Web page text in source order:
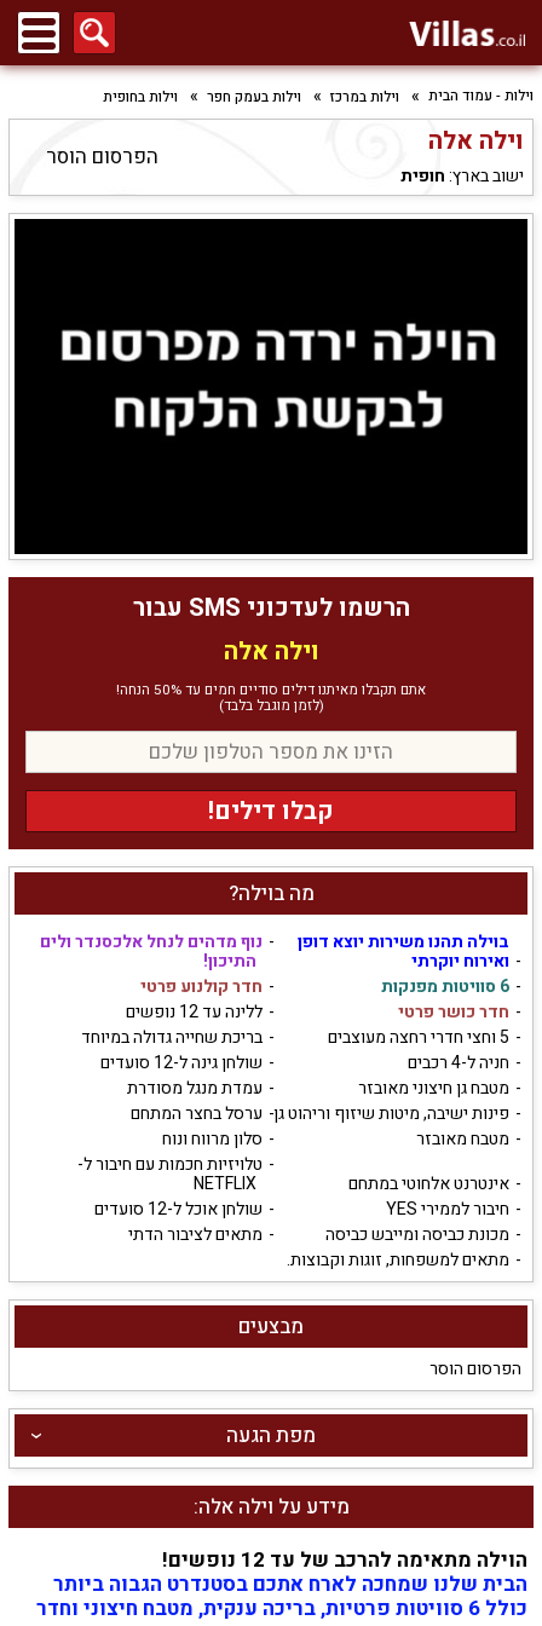
וילות - עמוד הבית וילות במרכז וילות בעמק חפר וילות בחופית
וילה אלה
ישוב בארץ:חופית
הפרסום הוסר
מה בוילה?
בוילה תהנו משירות יוצא דופן
ואירוח יוקרתי
נוף מדהים לנחל אלכסנדר ולים
התיכון!
6 סוויטות מפנקות
חדר קולנוע פרטי
חדר כושר פרטי
ללינה עד 12 נופשים
5 וחצי חדרי רחצה מעוצבים
בריכת שחייה גדולה במיוחד
חניה ל-4 רכבים
שולחן גינה ל-12 סועדים
מטבח גן חיצוני מאובזר
עמדת מנגל מסודרת
פינות ישיבה, מיטות שיזוף וריהוט גן ערסל בחצר המתחם
מטבח מאובזר
סלון מרווח ונוח
אינטרנט אלחוטי במתחם
טלויזיות חכמות עם חיבור ל-
NETFLIX
חיבור לממירי YES
שולחן אוכל ל-12 סועדים
מכונת כביסה ומייבש כביסה
מתאים לציבור הדתי
מתאים למשפחות, זוגות וקבוצות.
מבצעים
הפרסום הוסר
מפת הגעה
הרשמו לעדכוני SMS עבור
וילה אלה
אתם תקבלו מאיתנו דילים סודיים חמים עד 50% הנחה!
(לזמן מוגבל בלבד)
קבלו דילים!
מידע על וילה אלה:
הוילה מתאימה להרכב של עד 12 נופשים!
הבית שלנו שמחכה לארח אתכם בסטנדרט הגבוה ביותר
כולל 6 סוויטות פרטיות, בריכה ענקית, מטבח חיצוני וחדר